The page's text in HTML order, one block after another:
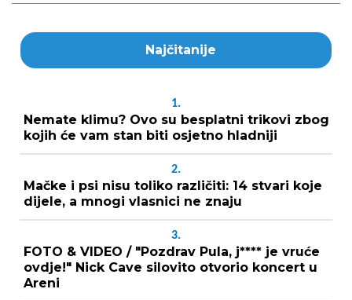
Najčitanije
1.
Nemate klimu? Ovo su besplatni trikovi zbog
kojih će vam stan biti osjetno hladniji
2.
Mačke i psi nisu toliko različiti: 14 stvari koje
dijele, a mnogi vlasnici ne znaju
3.
FOTO & VIDEO / "Pozdrav Pula, j**** je vruće
ovdje!" Nick Cave silovito otvorio koncert u
Areni